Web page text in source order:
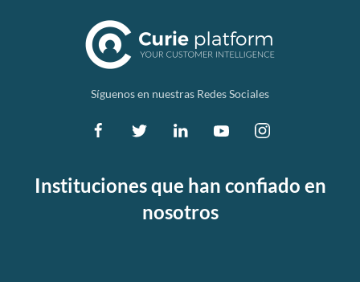
Síguenos en nuestras Redes Sociales
Instituciones que han confiado en
nosotros